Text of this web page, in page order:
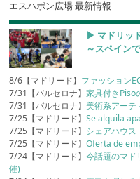
エスハポン広場 最新情報
▶︎ マドリッ
～スペイン
8/6【マドリード】 ファッション
7/31【バルセロナ】家具付きPiso
7/31【バルセロナ】美術系アーテ
7/25【マドリード】Se alquila
7/25【マドリード】 シェアハウス
7/25【マドリード】Oferta de
7/24【マドリード】今話題のマド
催)